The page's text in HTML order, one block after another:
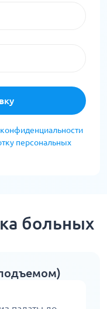
персональных
больных